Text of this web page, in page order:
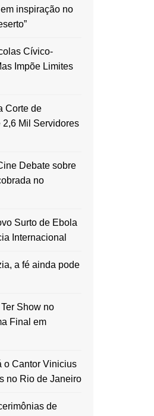
inspiração no
Cívico-
Impõe Limites
Corte de
Mil Servidores
Debate sobre
no
Surto de Ebola
Internacional
a fé ainda pode
Show no
Final em
o Cantor Vinicius
no Rio de Janeiro
de